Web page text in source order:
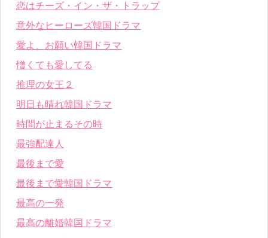
恋はチーズ・イン・ザ・トラップ
意外なヒーローズ韓国ドラマ
愛よ、お願い韓国ドラマ
憎くても愛してる
推理の女王２
明日も晴れ韓国ドラマ
時間が止まるその時
最強配達人
最後まで愛
最後まで愛韓国ドラマ
最高の一発
最高の離婚韓国ドラマ